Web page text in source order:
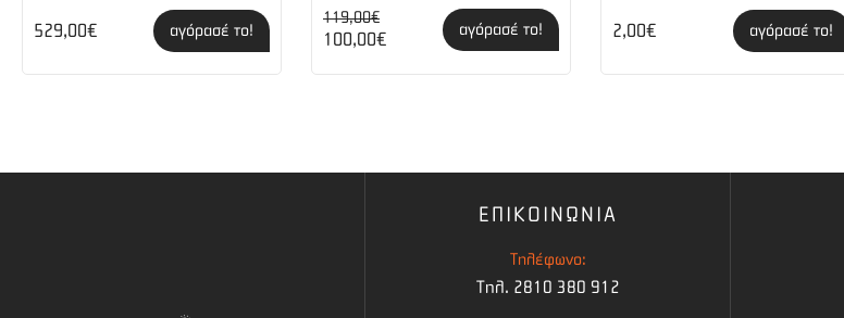
529,00€ αγόρασέ το!
119,00€
100,00€
αγόρασέ το! 2,00€ αγόρασέ το!
ΕΠΙΚΟΙΝΩΝΙΑ
Τηλέφωνο:
Τηλ. 2810 380 912